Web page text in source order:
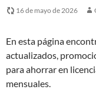
16 de mayo de 2026
En esta página
actualizados,
para ahorrar en
mensuales.